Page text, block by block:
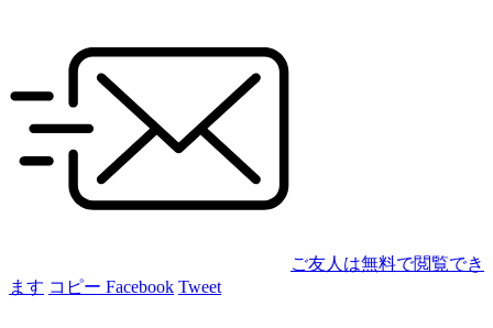
ご友人は無料で閲覧でき
ます コピー Facebook Tweet